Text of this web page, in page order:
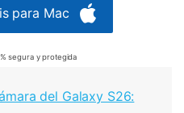
para Mac
segura y protegida
del Galaxy S26: